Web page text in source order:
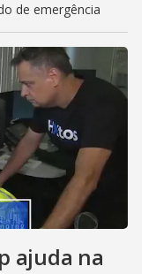
de emergência
ajuda na